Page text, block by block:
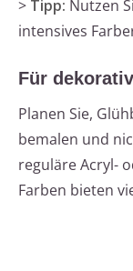
> Tipp: Nutzen
intensives
Für
Planen Sie,
bemalen und
reguläre Acryl-
Farben bieten